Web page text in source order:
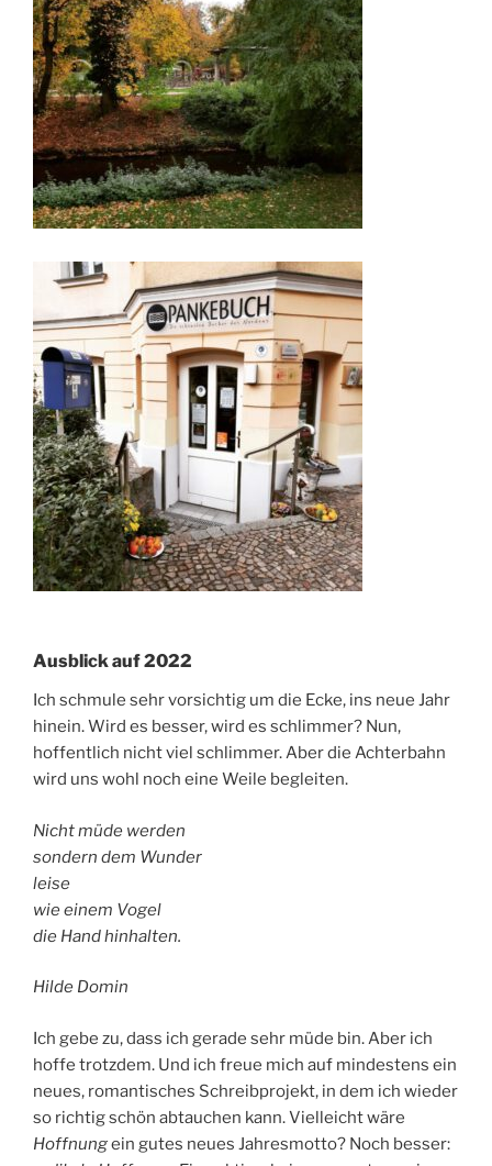
Ausblick auf 2022
Ich schmule sehr vorsichtig um die Ecke, ins neue Jahr
hinein. Wird es besser, wird es schlimmer? Nun,
hoffentlich nicht viel schlimmer. Aber die Achterbahn
wird uns wohl noch eine Weile begleiten.
Nicht müde werden
sondern dem Wunder
leise
wie einem Vogel
die Hand hinhalten.
Hilde Domin
Ich gebe zu, dass ich gerade sehr müde bin. Aber ich
hoffe trotzdem. Und ich freue mich auf mindestens ein
neues, romantisches Schreibprojekt, in dem ich wieder
so richtig schön abtauchen kann. Vielleicht wäre
Hoffnungein gutes neues Jahresmotto? Noch besser: